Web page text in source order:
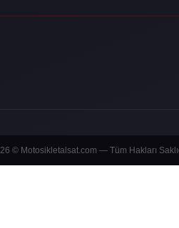
© Motosikletalsat.com — Tüm Hakları